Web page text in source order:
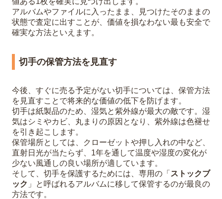
アルバムやファイルに入ったまま、見つけたそのままの
状態で査定に出すことが、価値を損なわない最も安全で
確実な方法といえます。
切手の保管方法を見直す
今後、すぐに売る予定がない切手については、保管方法
を見直すことで将来的な価値の低下を防げます。
切手は紙製品のため、湿気と紫外線が最大の敵です。湿
気はシミやカビ、丸まりの原因となり、紫外線は色褪せ
を引き起こします。
保管場所としては、クローゼットや押し入れの中など、
直射日光が当たらず、1年を通して温度や湿度の変化が
少ない風通しの良い場所が適しています。
そして、切手を保護するためには、専用の「 ストックブ
ック 」と呼ばれるアルバムに移して保管するのが最良の
方法です。